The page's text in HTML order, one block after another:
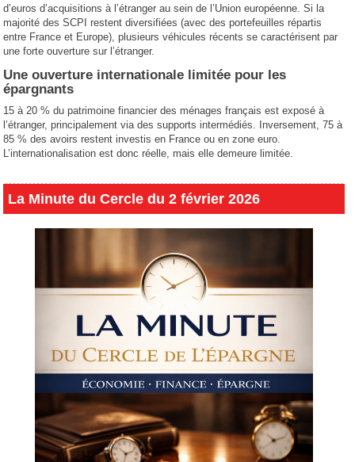
d’euros d’acquisitions à l’étranger au sein de l’Union européenne. Si la
majorité des SCPI restent diversifiées (avec des portefeuilles répartis
entre France et Europe), plusieurs véhicules récents se caractérisent par
une forte ouverture sur l’étranger.
Une ouverture internationale limitée pour les
épargnants
15 à 20 % du patrimoine financier des ménages français est exposé à
l’étranger, principalement via des supports intermédiés. Inversement, 75 à
85 % des avoirs restent investis en France ou en zone euro.
L’internationalisation est donc réelle, mais elle demeure limitée.
La Minute du Cercle du 2 février 2026